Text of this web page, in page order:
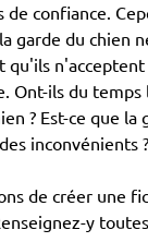
de confiance.
garde du chien
qu'ils
Ont-ils du temps
? Est-ce que la
inconvénients ?
de créer une
y